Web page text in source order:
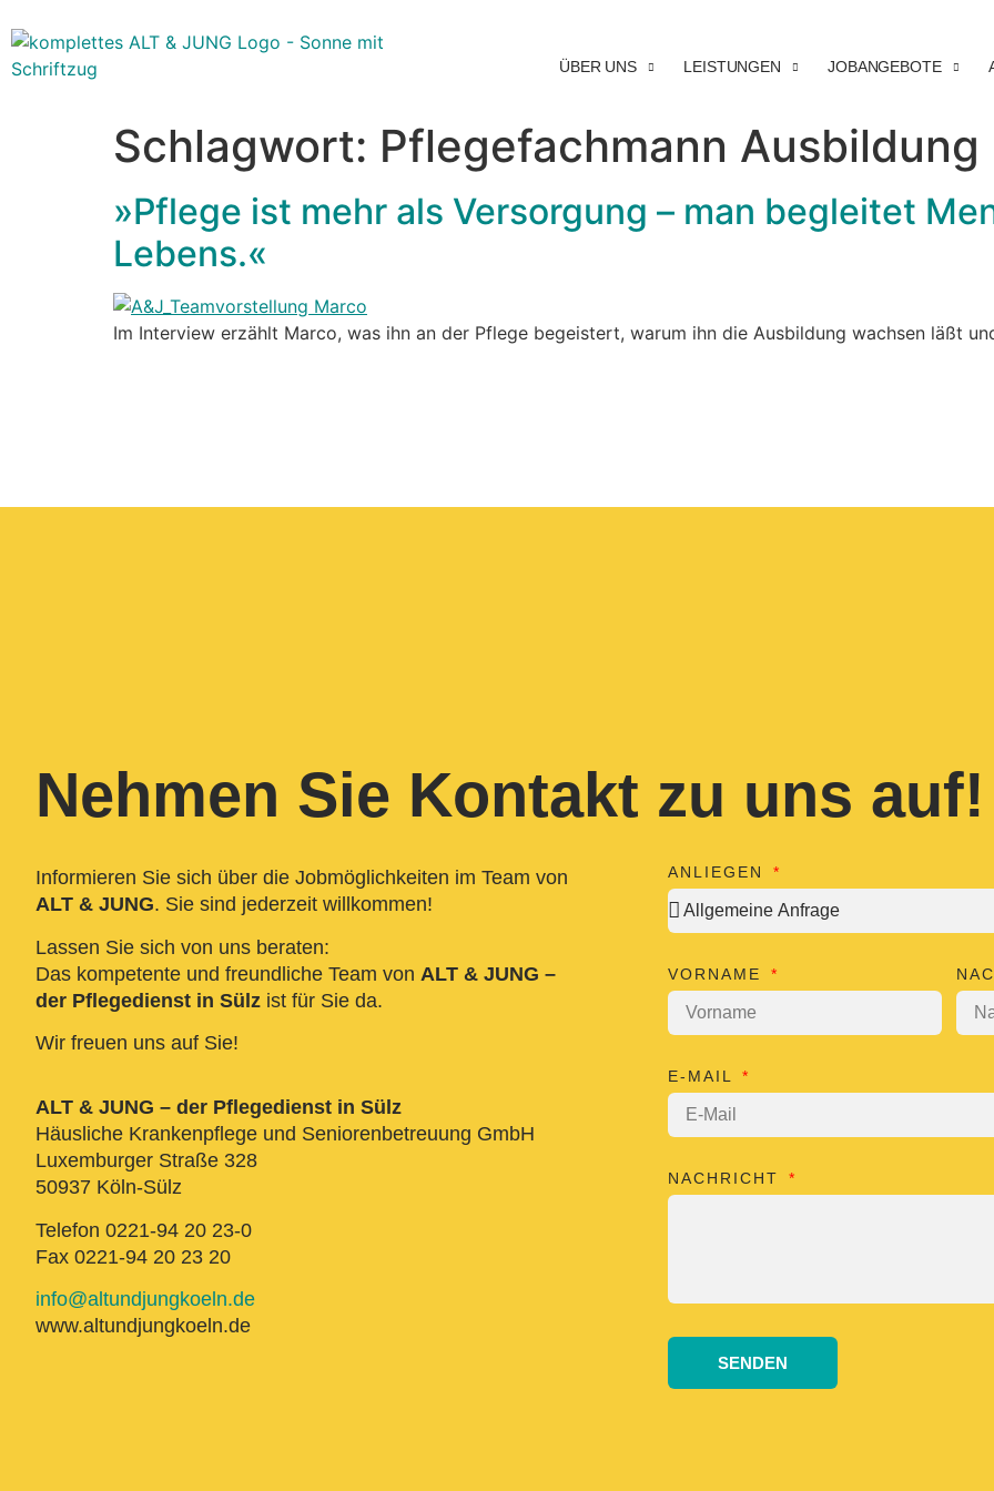
ÜBER UNS LEISTUNGEN JOBANGEBOTE
Schlagwort: Pflegefachmann Ausbildung
»Pflege ist mehr als Versorgung – man begleitet
Lebens.«
Im Interview erzählt Marco, was ihn an der Pflege begeistert, warum ihn die Ausbildung wachsen läßt
Nehmen Sie Kontakt zu uns auf!
Informieren Sie sich über die Jobmöglichkeiten im Team von
ALT & JUNG. Sie sind jederzeit willkommen!
Lassen Sie sich von uns beraten:
Das kompetente und freundliche Team von ALT & JUNG –
der Pflegedienst in Sülz ist für Sie da.
Wir freuen uns auf Sie!
ALT & JUNG – der Pflegedienst in Sülz
Häusliche Krankenpflege und Seniorenbetreuung GmbH
Luxemburger Straße 328
50937 Köln-Sülz
Telefon 0221-94 20 23-0
Fax 0221-94 20 23 20
info@altundjungkoeln.de
www.altundjungkoeln.de
ANLIEGEN
VORNAME
E-MAIL
NACHRICHT
SENDEN